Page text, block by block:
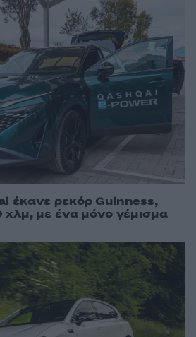
έκανε ρεκόρ Guinness,
χλμ, με ένα μόνο γέμισμα